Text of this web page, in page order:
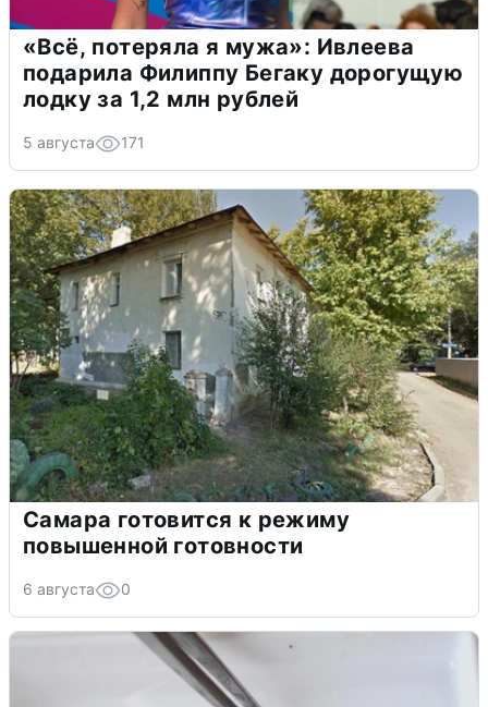
«Всё, потеряла я мужа»: Ивлеева
подарила Филиппу Бегаку дорогущую
лодку за 1,2 млн рублей
5 августа 171
Самара готовится к режиму
повышенной готовности
6 августа 0